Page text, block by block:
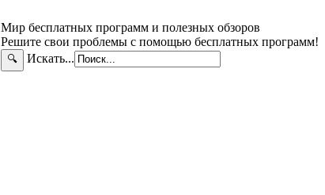
Мир бесплатных программ и полезных обзоров
Решите свои проблемы с помощью бесплатных программ!
🔍 Искать...